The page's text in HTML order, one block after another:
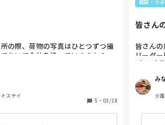
支援など必要でしたら施設が用意する
の際、荷物の写真はひとつずつ撮
ておいて全体を撮っていますか？
ステイ
5 ・ 03/28
雑談・つ
皆さん
皆さん
リーダ
ショー
もしある
えて欲し
ショート
み
介